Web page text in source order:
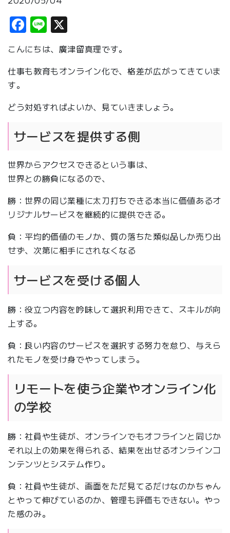
Facebook
Line
こんにちは、廣津留真理です。
仕事も教育もオンライン化で、格差が広がってきていま
す。
どう対処すればよいか、見ていきましょう。
サービスを提供する側
世界からアクセスできるという事は、
世界との勝負になるので、
勝：世界の同じ業種に太刀打ちできる本当に価値あるオ
リジナルサービスを継続的に提供できる。
負：平均的価値のモノか、質の落ちた類似品しか売り出
せず、次第に相手にされなくなる
サービスを受ける個人
勝：役立つ内容を吟味して選択利用できて、スキルが向
上する。
負：良い内容のサービスを選択する努力を怠り、与えら
れたモノを受け身でやってしまう。
リモートを使う企業やオンライン化
の学校
勝：社員や生徒が、オンラインでもオフラインと同じか
それ以上の効果を得られる、結果を出せるオンラインコ
ンテンツとシステム作り。
負：社員や生徒が、画面をただ見てるだけなのかちゃん
とやって伸びているのか、管理も評価もできない。やっ
た感のみ。